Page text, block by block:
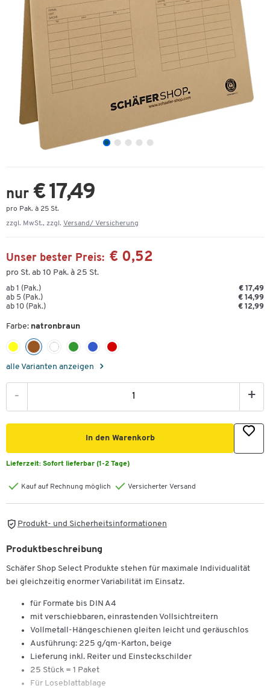
nur € 17,49
pro Pak. à 25 St.
zzgl. MwSt., zzgl. Versand/ Versicherung
Unser bester Preis: € 0,52
pro St. ab 10 Pak. à 25 St.
ab 1 (Pak.)
€ 17,49
ab 5 (Pak.)
€ 14,99
ab 10 (Pak.)
€ 12,99
Farbe: natronbraun
alle Varianten anzeigen
- +
In den Warenkorb
Lieferzeit: Sofort lieferbar (1-2 Tage)
Kauf auf Rechnung möglich Versicherter Versand
Produkt- und Sicherheitsinformationen
Produktbeschreibung
Schäfer Shop Select Produkte stehen für maximale Individualität
bei gleichzeitig enormer Variabilität im Einsatz.
für Formate bis DIN A4
mit verschiebbaren, einrastenden Vollsichtreitern
Vollmetall-Hängeschienen gleiten leicht und geräuschlos
Ausführung: 225 g/qm-Karton, beige
Lieferung inkl. Reiter und Einsteckschilder
25 Stück = 1 Paket
Für Loseblattablage